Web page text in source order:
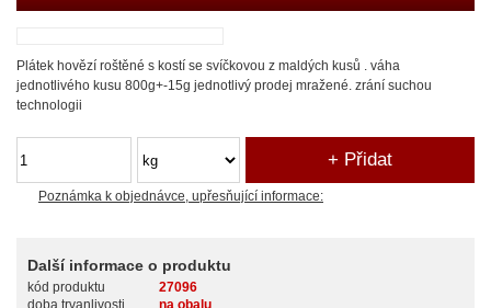
Plátek hovězí roštěné s kostí se svíčkovou z maldých kusů . váha
jednotlivého kusu 800g+-15g jednotlivý prodej mražené. zrání suchou
technologii
Poznámka k objednávce, upřesňující informace:
Další informace o produktu
kód produktu
27096